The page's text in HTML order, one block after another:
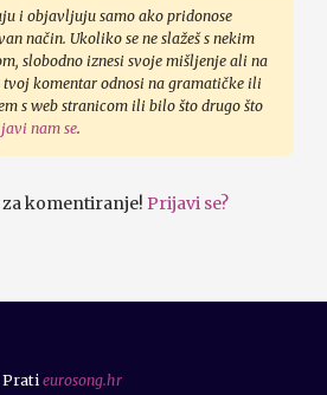
i objavljuju samo ako pridonose
način. Ukoliko se ne slažeš s nekim
slobodno iznesi svoje mišljenje ali na
tvoj komentar odnosi na gramatičke ili
s web stranicom ili bilo što drugo što
javi nam se.
komentiranje! Prijavi se?
Prati eurosong.hr